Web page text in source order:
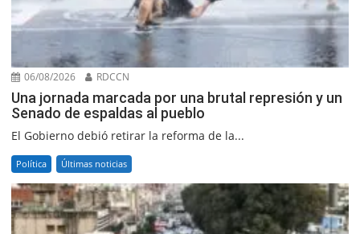
06/08/2026 RDCCN
Una jornada marcada por una brutal represión y un
Senado de espaldas al pueblo
El Gobierno debió retirar la reforma de la...
Política Últimas noticias